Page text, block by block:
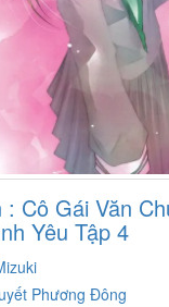
: Cô Gái Văn
Yêu Tập 4
Phương Đông